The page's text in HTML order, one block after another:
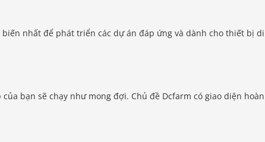
biến nhất để phát triển các dự án đáp ứng và dành cho thiết bị di
bạn sẽ chạy như mong đợi. Chủ đề Dcfarm có giao diện hoàn